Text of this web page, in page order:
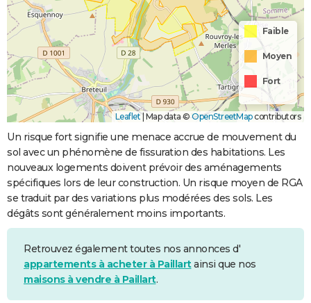
Faible
Moyen
Fort
Leaflet| Map data © OpenStreetMapcontributors
Un risque fort signifie une menace accrue de mouvement du
sol avec un phénomène de fissuration des habitations. Les
nouveaux logements doivent prévoir des aménagements
spécifiques lors de leur construction. Un risque moyen de RGA
se traduit par des variations plus modérées des sols. Les
dégâts sont généralement moins importants.
Retrouvez également toutes nos annonces d'
appartements à acheter à Paillartainsi que nos
maisons à vendre à Paillart.